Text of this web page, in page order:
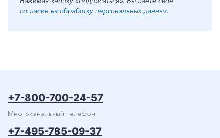
согласие на обработку персональных данных.
+7-800-700-24-57
Многоканальный телефон
+7-495-785-09-37